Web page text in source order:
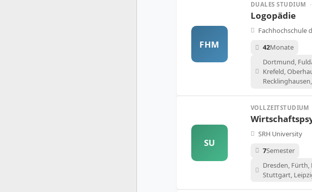
FHM
DUALES STUDIUM ·
Logopädie
Fachhochschule
42Monate
Dortmund,
Krefeld,
SU
VOLLZEITSTUDIUM
SRH University
7Semester
Dresden, Fürth,
Stuttgart,